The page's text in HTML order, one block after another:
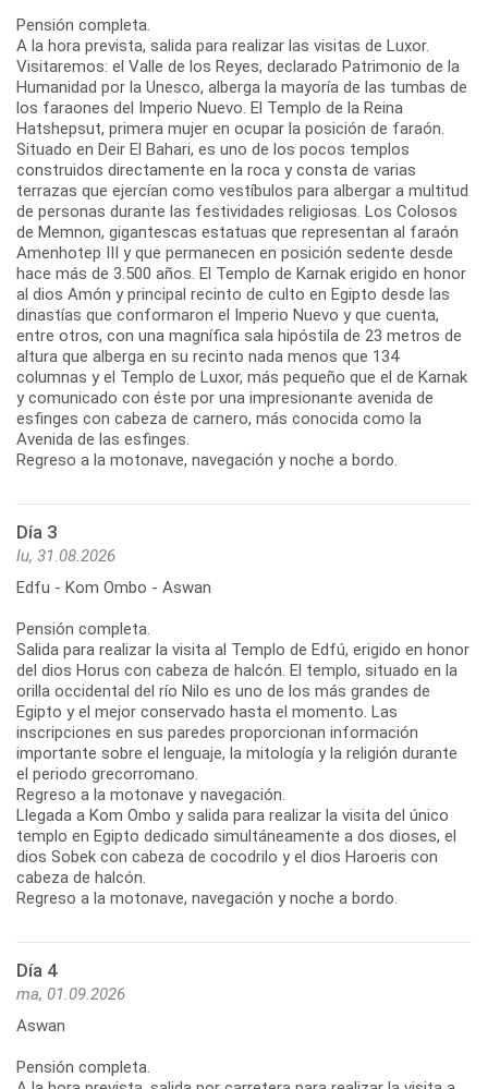
Pensión completa.
A la hora prevista, salida para realizar las visitas de Luxor.
Visitaremos: el Valle de los Reyes, declarado Patrimonio de la
Humanidad por la Unesco, alberga la mayoría de las tumbas de
los faraones del Imperio Nuevo. El Templo de la Reina
Hatshepsut, primera mujer en ocupar la posición de faraón.
Situado en Deir El Bahari, es uno de los pocos templos
construidos directamente en la roca y consta de varias
terrazas que ejercían como vestíbulos para albergar a multitud
de personas durante las festividades religiosas. Los Colosos
de Memnon, gigantescas estatuas que representan al faraón
Amenhotep III y que permanecen en posición sedente desde
hace más de 3.500 años. El Templo de Karnak erigido en honor
al dios Amón y principal recinto de culto en Egipto desde las
dinastías que conformaron el Imperio Nuevo y que cuenta,
entre otros, con una magnífica sala hipóstila de 23 metros de
altura que alberga en su recinto nada menos que 134
columnas y el Templo de Luxor, más pequeño que el de Karnak
y comunicado con éste por una impresionante avenida de
esfinges con cabeza de carnero, más conocida como la
Avenida de las esfinges.
Regreso a la motonave, navegación y noche a bordo.
Día 3
lu, 31.08.2026
Edfu - Kom Ombo - Aswan
Pensión completa.
Salida para realizar la visita al Templo de Edfú, erigido en honor
del dios Horus con cabeza de halcón. El templo, situado en la
orilla occidental del río Nilo es uno de los más grandes de
Egipto y el mejor conservado hasta el momento. Las
inscripciones en sus paredes proporcionan información
importante sobre el lenguaje, la mitología y la religión durante
el periodo grecorromano.
Regreso a la motonave y navegación.
Llegada a Kom Ombo y salida para realizar la visita del único
templo en Egipto dedicado simultáneamente a dos dioses, el
dios Sobek con cabeza de cocodrilo y el dios Haroeris con
cabeza de halcón.
Regreso a la motonave, navegación y noche a bordo.
Día 4
ma, 01.09.2026
Aswan
Pensión completa.